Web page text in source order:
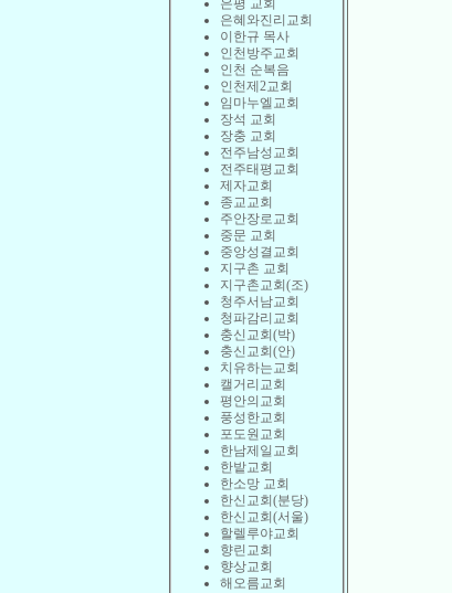
은평 교회
은혜와진리교회
이한규 목사
인천방주교회
인천 순복음
인천제2교회
임마누엘교회
장석 교회
장충 교회
전주남성교회
전주태평교회
제자교회
종교교회
주안장로교회
중문 교회
중앙성결교회
지구촌 교회
지구촌교회(조)
청주서남교회
청파감리교회
충신교회(박)
충신교회(안)
치유하는교회
캘거리교회
평안의교회
풍성한교회
포도원교회
한남제일교회
한밭교회
한소망 교회
한신교회(분당)
한신교회(서울)
할렐루야교회
향린교회
향상교회
해오름교회